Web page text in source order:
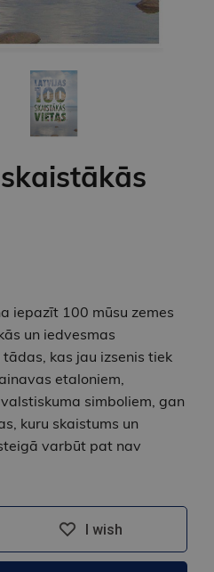
iepazīt 100 mūsu zemes
un iedvesmas
kas jau izsenis tiek
etaloniem,
simboliem, gan
kuru skaistums un
varbūt pat nav
I wish